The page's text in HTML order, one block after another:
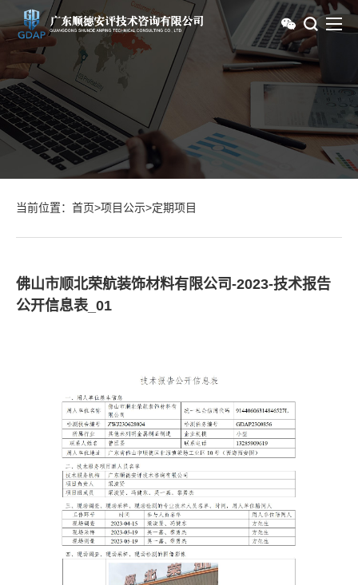
当前位置： 首页>项目公示>定期项目
佛山市顺北荣航装饰材料有限公司-2023-技术报告
公开信息表_01